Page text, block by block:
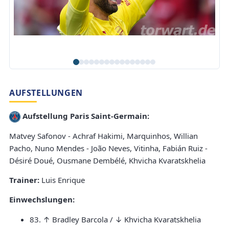
AUFSTELLUNGEN
Aufstellung Paris Saint-Germain:
Matvey Safonov - Achraf Hakimi, Marquinhos, Willian
Pacho, Nuno Mendes - João Neves, Vitinha, Fabián Ruiz -
Désiré Doué, Ousmane Dembélé, Khvicha Kvaratskhelia
Trainer: Luis Enrique
Einwechslungen:
83. ↑ Bradley Barcola / ↓ Khvicha Kvaratskhelia